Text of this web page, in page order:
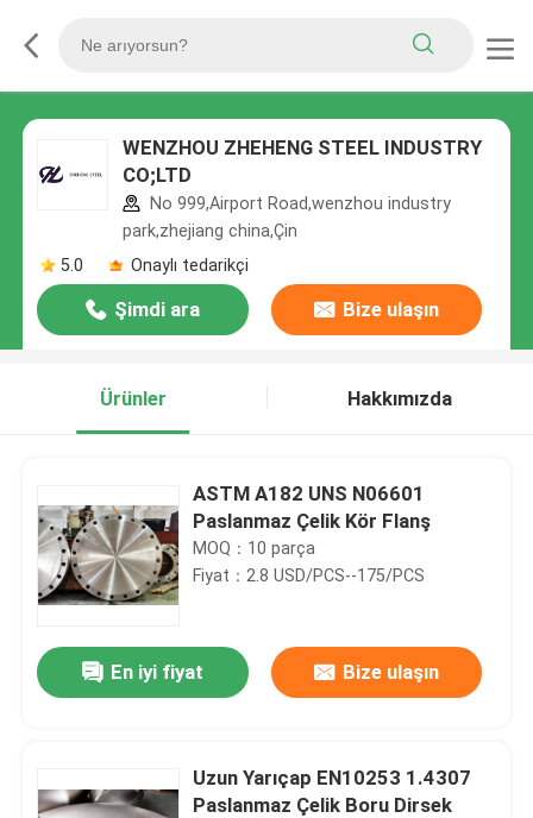
WENZHOU ZHEHENG STEEL INDUSTRY
CO;LTD
No 999,Airport Road,wenzhou industry
park,zhejiang china,Çin
5.0
Onaylı tedarikçi
Şimdi ara Bize ulaşın
Ürünler Hakkımızda
ASTM A182 UNS N06601
Paslanmaz Çelik Kör Flanş
MOQ：10 parça
Fiyat：2.8 USD/PCS--175/PCS
En iyi fiyat Bize ulaşın
Uzun Yarıçap EN10253 1.4307
Paslanmaz Çelik Boru Dirsek